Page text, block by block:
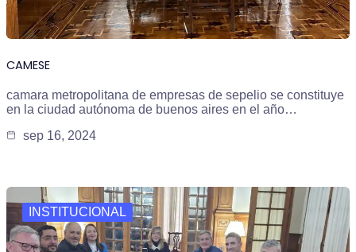
CAMESE
camara metropolitana de empresas de sepelio se constituye
en la ciudad autónoma de buenos aires en el año…
sep 16, 2024
INSTITUCIONAL